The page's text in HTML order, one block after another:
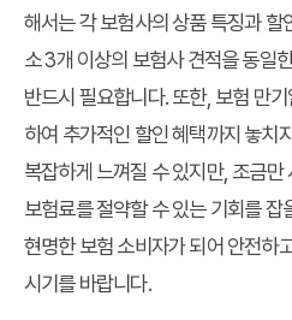
해서는 각 보험사의 상품 특징과 할
소 3개 이상의 보험사 견적을 동일
반드시 필요합니다. 또한, 보험 만
하여 추가적인 할인 혜택까지 놓치
복잡하게 느껴질 수 있지만, 조금
보험료를 절약할 수 있는 기회를 잡
현명한 보험 소비자가 되어 안전하
시기를 바랍니다.